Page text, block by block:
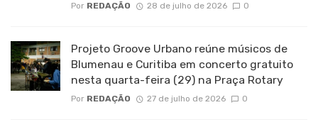
Por REDAÇÃO 28 de julho de 2026 0
Projeto Groove Urbano reúne músicos de
Blumenau e Curitiba em concerto gratuito
nesta quarta-feira (29) na Praça Rotary
Por REDAÇÃO 27 de julho de 2026 0